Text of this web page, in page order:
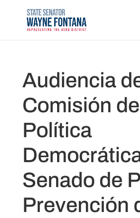
Audiencia
Comisión de
Política
Senado de
Prevención